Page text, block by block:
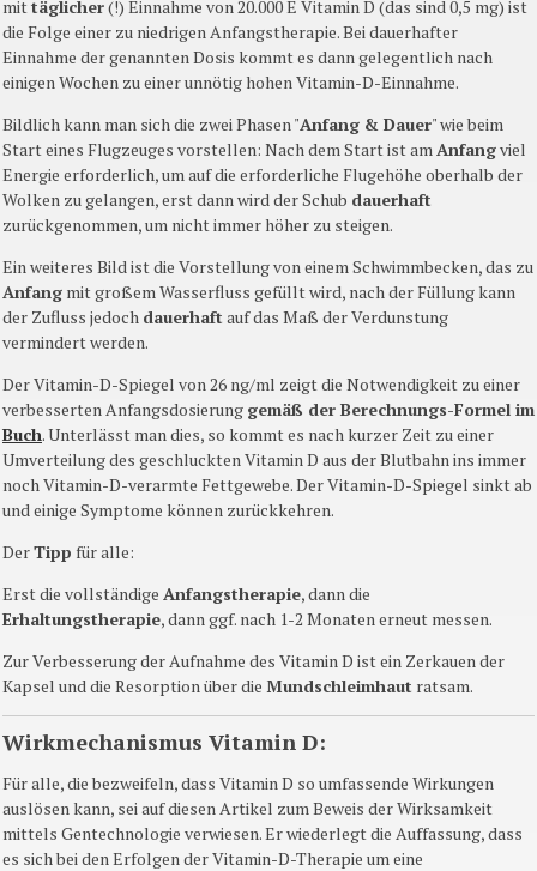
mittäglicher(!) Einnahme von 20.000 E Vitamin D (das sind 0,5 mg) ist
die Folge einer zu niedrigen Anfangstherapie. Bei dauerhafter
Einnahme der genannten Dosis kommt es dann gelegentlich nach
einigen Wochen zu einer unnötig hohen Vitamin-D-Einnahme.
Bildlich kann man sich die zwei Phasen "Anfang & Dauer" wie beim
Start eines Flugzeuges vorstellen: Nach dem Start ist amAnfangviel
Energie erforderlich, um auf die erforderliche Flugehöhe oberhalb der
Wolken zu gelangen, erst dann wird der Schub dauerhaft
zurückgenommen, um nicht immer höher zu steigen.
Ein weiteres Bild ist die Vorstellung von einem Schwimmbecken, das zu
Anfang mit großem Wasserfluss gefüllt wird, nach der Füllung kann
der Zufluss jedoch dauerhaft auf das Maß der Verdunstung
vermindert werden.
Der Vitamin-D-Spiegel von 26 ng/ml zeigt die Notwendigkeit zu einer
verbesserten Anfangsdosierung gemäß der Berechnungs-Formel im
Buch. Unterlässt man dies, so kommt es nach kurzer Zeit zu einer
Umverteilung des geschluckten Vitamin D aus der Blutbahn ins immer
noch Vitamin-D-verarmte Fettgewebe. Der Vitamin-D-Spiegel sinkt ab
und einige Symptome können zurückkehren.
DerTipp für alle:
Erst die vollständige Anfangstherapie, dann die
Erhaltungstherapie, dann ggf. nach 1-2 Monaten erneut messen.
Zur Verbesserung der Aufnahme des Vitamin D ist ein Zerkauen der
Kapsel und die Resorption über die Mundschleimhaut ratsam.
Wirkmechanismus Vitamin D:
Für alle, die bezweifeln, dass Vitamin D so umfassende Wirkungen
auslösen kann, sei auf diesen Artikel zum Beweis der Wirksamkeit
mittels Gentechnologie verwiesen. Er wiederlegt die Auffassung, dass
es sich bei den Erfolgen der Vitamin-D-Therapie um eine